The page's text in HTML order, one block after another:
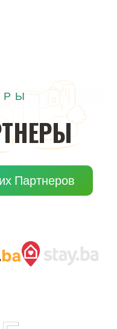
Партнеров